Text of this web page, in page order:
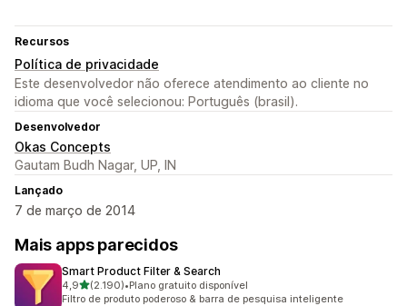
Recursos
Política de privacidade
Este desenvolvedor não oferece atendimento ao cliente no
idioma que você selecionou: Português (brasil).
Desenvolvedor
Okas Concepts
Gautam Budh Nagar, UP, IN
Lançado
7 de março de 2014
Mais apps parecidos
Smart Product Filter & Search
4,9de 5 estrelas
(2.190)
2190 avaliações ao todo
•Plano gratuito disponível
Filtro de produto poderoso & barra de pesquisa inteligente